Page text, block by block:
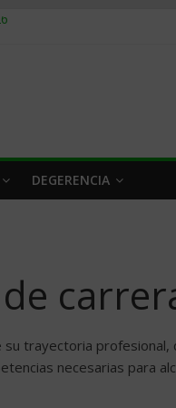
DEGERENCIA
su trayectoria
necesarias para